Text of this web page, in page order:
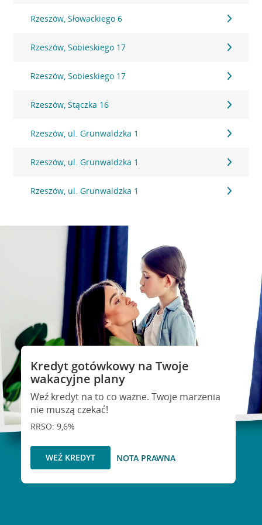
Rzeszów, Słowackiego 6
Rzeszów, Sobieskiego 17
Rzeszów, Sobieskiego 17
Rzeszów, Stączka 16
Rzeszów, ul. Grunwaldzka 1
Rzeszów, ul. Grunwaldzka 1
Rzeszów, ul. Grunwaldzka 1
Kredyt gotówkowy na Twoje
wakacyjne plany
Weź kredyt na to co ważne. Twoje marzenia
nie muszą czekać!
RRSO: 9,6%
WEŹ KREDYT NOTA PRAWNA